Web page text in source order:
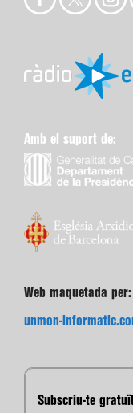
Amb el suport de:
Web maquetada per:
unmon-
Subscriu-te